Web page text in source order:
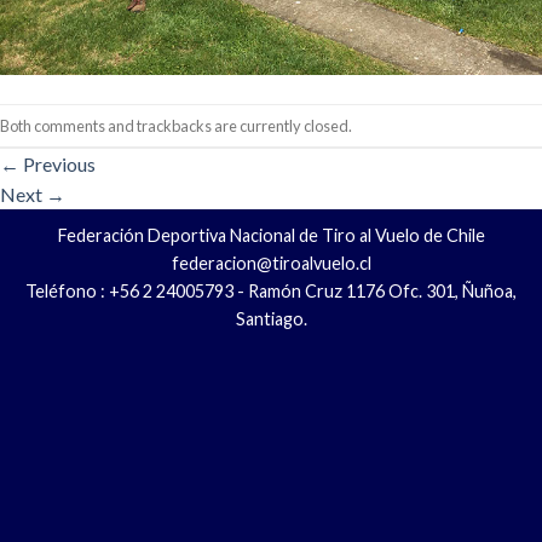
Both comments and trackbacks are currently closed.
← Previous
Next →
Federación Deportiva Nacional de Tiro al Vuelo de Chile
federacion@tiroalvuelo.cl
Teléfono : +56 2 24005793 - Ramón Cruz 1176 Ofc. 301, Ñuñoa,
Santiago.